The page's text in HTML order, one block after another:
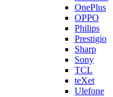
OnePlus
OPPO
Philips
Prestigio
Sharp
Sony
TCL
teXet
Ulefone